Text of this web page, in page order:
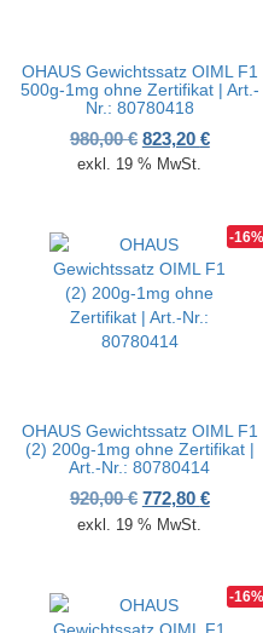
OHAUS Gewichtssatz OIML F1
500g-1mg ohne Zertifikat | Art.-
Nr.: 80780418
980,00€ 823,20 €
exkl. 19 % MwSt.
-16%
OHAUS Gewichtssatz OIML F1
(2) 200g-1mg ohne Zertifikat |
Art.-Nr.: 80780414
920,00€ 772,80 €
exkl. 19 % MwSt.
-16%